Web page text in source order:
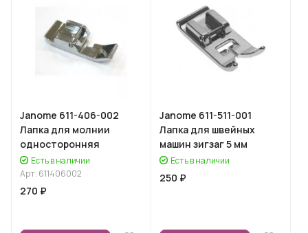
Janome 611-406-002
Лапка для молнии
односторонняя
Есть в наличии
Арт. 611406002
270 ₽
Janome 611-511-001
Лапка для швейных
машин зигзаг 5 мм
Есть в наличии
250 ₽